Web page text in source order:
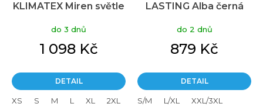
KLIMATEX Miren světle
do 3 dnů
1 098 Kč
DETAIL
XS S M L XL 2XL
LASTING Alba černá
do 2 dnů
879 Kč
DETAIL
S/M L/XL XXL/3XL